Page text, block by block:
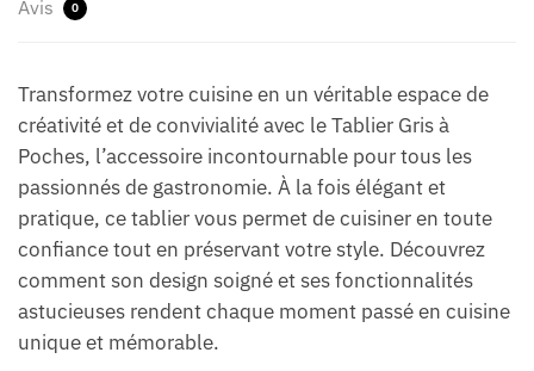
Avis 0
Transformez votre cuisine en un véritable espace de
créativité et de convivialité avec le Tablier Gris à
Poches, l’accessoire incontournable pour tous les
passionnés de gastronomie. À la fois élégant et
pratique, ce tablier vous permet de cuisiner en toute
confiance tout en préservant votre style. Découvrez
comment son design soigné et ses fonctionnalités
astucieuses rendent chaque moment passé en cuisine
unique et mémorable.